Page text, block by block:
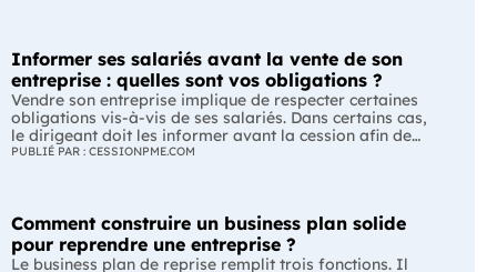
négociation. Le cédant évalue le repreneur autant que
celui-ci découvre l'entreprise. Une bonne préparation et
une écoute active sont souvent plus efficaces qu'une
longue liste de questions. Avant le rendez-vous :
préparez-vous autant que pour un entretien Le premier
entretien commence bien avant de franchir la porte de
ou pris le temps de comprendre le secteur peut
rapidement donner l'impression d'un intérêt superficiel.
Avant la rencontre, prenez le temps de vous renseigner
Informer ses salariés avant la vente de son
entreprise : quelles sont vos obligations ?
Vendre son entreprise implique de respecter certaines
obligations vis-à-vis de ses salariés. Dans certains cas,
le dirigeant doit les informer avant la cession afin de
leur permettre, s'ils le souhaitent, de présenter une offre
L'essentiel Les entreprises de moins de 250 salariés sont
soumises, dans certains cas, à une obligation
d'information préalable des salariés. Cette obligation
PUBLIÉ PAR : CESSIONPME.COM
Comment construire un business plan solide
pour reprendre une entreprise ?
Le business plan de reprise remplit trois fonctions. Il